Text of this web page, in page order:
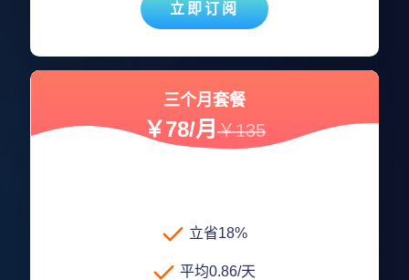
立即订阅
三个月套餐
￥78/月 ￥135
立省18%
平均0.86/天